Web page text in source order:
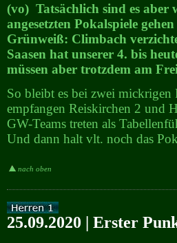
(vo) Tatsächlich sind es aber
angesetzten Pokalspiele
Grünweiß: Climbach
Saasen hat unserer 4. bis
müssen aber trotzdem am
So bleibt es bei zwei
empfangen Reiskirchen 2 und
GW-Teams treten als
Und dann halt vlt. noch das
nach oben
25.09.2020 | Erster